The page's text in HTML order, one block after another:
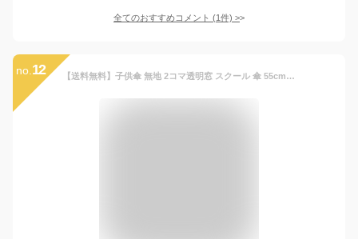
全てのおすすめコメント (1件) >
no. 12 【送料無料】子供傘 無地 2コマ透明窓 スクール 傘 55cm ワンタッチ ジャンプ傘 人気 反射帯つき 安全 安心 こども傘 グラスファイバー骨 丈夫 視界が広い スクール傘 男の子 女の子 キッズ 紺 青 黄 緑 通学 新学期 小学生 学童 軽い プレゼント ギフト 55センチ あす楽